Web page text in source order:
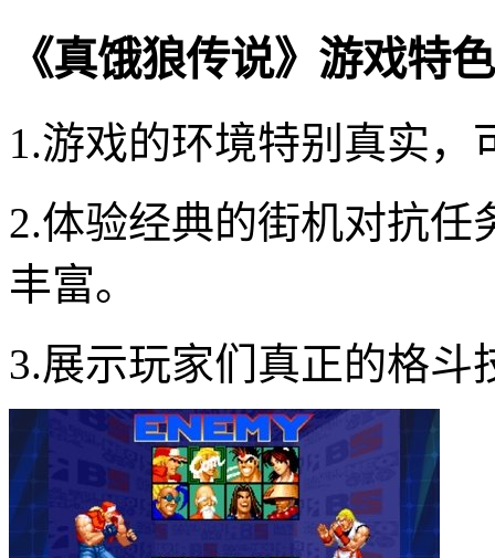
《真饿狼传说》游戏特
1.游戏的环境特别真实
2.体验经典的街机对抗
丰富。
3.展示玩家们真正的格